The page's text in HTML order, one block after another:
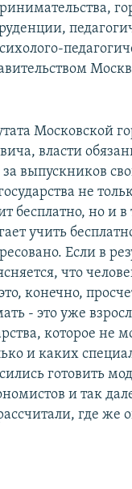
Московской
власти
за выпускников
не
бесплатно, но и в
учить
Если в
что
конечно,
- это уже
которое не
и каких
готовить
и так
где же